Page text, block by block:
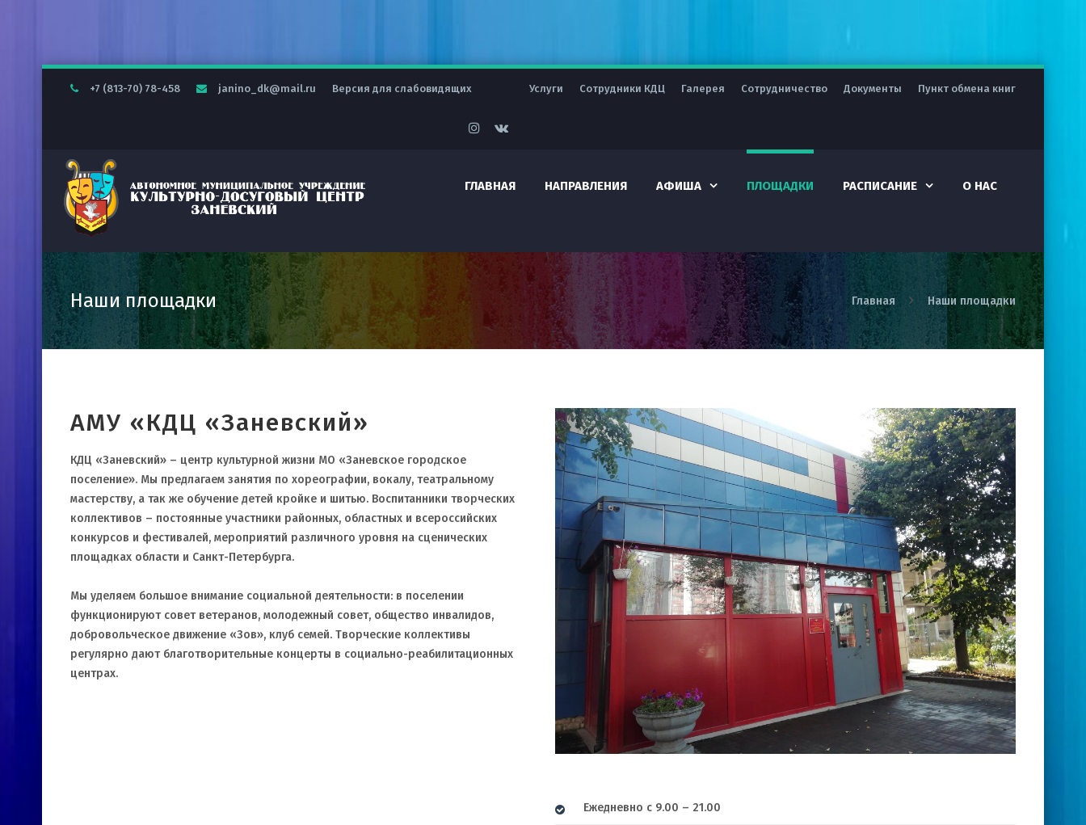
+7 (813-70) 78-458 janino_dk@mail.ru Версия для слабовидящих Услуги Сотрудники КДЦ Галерея Сотрудничество Документы Пункт обмена книг
ГЛАВНАЯ НАПРАВЛЕНИЯ АФИША ПЛОЩАДКИ РАСПИСАНИЕ О НАС
Наши площадки Главная Наши площадки
АМУ «КДЦ «Заневский»
КДЦ «Заневский» – центр культурной жизни МО «Заневское городское
поселение». Мы предлагаем занятия по хореографии, вокалу, театральному
мастерству, а так же обучение детей кройке и шитью. Воспитанники творческих
коллективов – постоянные участники районных, областных и всероссийских
конкурсов и фестивалей, мероприятий различного уровня на сценических
площадках области и Санкт-Петербурга.
Мы уделяем большое внимание социальной деятельности: в поселении
функционируют совет ветеранов, молодежный совет, общество инвалидов,
добровольческое движение «Зов», клуб семей. Творческие коллективы
регулярно дают благотворительные концерты в социально-реабилитационных
центрах.
Ежедневно с 9.00 – 21.00